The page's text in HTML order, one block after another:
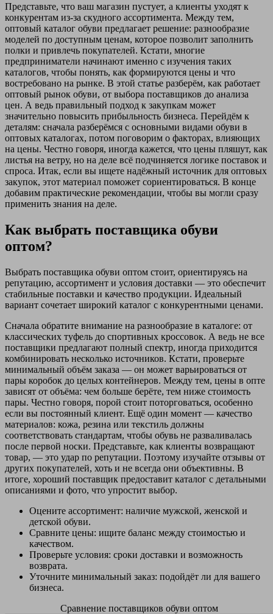
Представьте, что ваш магазин пустует, а клиенты уходят к
конкурентам из-за скудного ассортимента. Между тем,
оптовый каталог обуви предлагает решение: разнообразие
моделей по доступным ценам, которое позволит заполнить
полки и привлечь покупателей. Кстати, многие
предприниматели начинают именно с изучения таких
каталогов, чтобы понять, как формируются цены и что
востребовано на рынке. В этой статье разберём, как работает
оптовый рынок обуви, от выбора поставщиков до анализа
цен. А ведь правильный подход к закупкам может
значительно повысить прибыльность бизнеса. Перейдём к
деталям: сначала разберёмся с основными видами обуви в
оптовых каталогах, потом поговорим о факторах, влияющих
на цены. Честно говоря, иногда кажется, что цены пляшут, как
листья на ветру, но на деле всё подчиняется логике поставок и
спроса. Итак, если вы ищете надёжный источник для оптовых
закупок, этот материал поможет сориентироваться. В конце
добавим практические рекомендации, чтобы вы могли сразу
применить знания на деле.
Как выбрать поставщика обуви
оптом?
Выбрать поставщика обуви оптом стоит, ориентируясь на
репутацию, ассортимент и условия доставки — это обеспечит
стабильные поставки и качество продукции. Идеальный
вариант сочетает широкий каталог с конкурентными ценами.
Сначала обратите внимание на разнообразие в каталоге: от
классических туфель до спортивных кроссовок. А ведь не все
поставщики предлагают полный спектр, иногда приходится
комбинировать несколько источников. Кстати, проверьте
минимальный объём заказа — он может варьироваться от
пары коробок до целых контейнеров. Между тем, цены в опте
зависят от объёма: чем больше берёте, тем ниже стоимость
пары. Честно говоря, порой стоит поторговаться, особенно
если вы постоянный клиент. Ещё один момент — качество
материалов: кожа, резина или текстиль должны
соответствовать стандартам, чтобы обувь не разваливалась
после первой носки. Представьте, как клиенты возвращают
товар, — это удар по репутации. Поэтому изучайте отзывы от
других покупателей, хоть и не всегда они объективны. В
итоге, хороший поставщик предоставит каталог с детальными
описаниями и фото, что упростит выбор.
Оцените ассортимент: наличие мужской, женской и
детской обуви.
Сравните цены: ищите баланс между стоимостью и
качеством.
Проверьте условия: сроки доставки и возможность
возврата.
Уточните минимальный заказ: подойдёт ли для вашего
бизнеса.
Сравнение поставщиков обуви оптом